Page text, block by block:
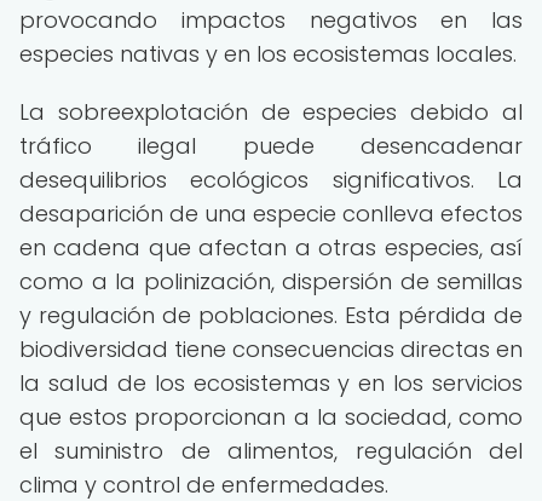
provocando impactos negativos en las
especies nativas y en los ecosistemas locales.
La sobreexplotación de especies debido al
tráfico ilegal puede desencadenar
desequilibrios ecológicos significativos. La
desaparición de una especie conlleva efectos
en cadena que afectan a otras especies, así
como a la polinización, dispersión de semillas
y regulación de poblaciones. Esta pérdida de
biodiversidad tiene consecuencias directas en
la salud de los ecosistemas y en los servicios
que estos proporcionan a la sociedad, como
el suministro de alimentos, regulación del
clima y control de enfermedades.